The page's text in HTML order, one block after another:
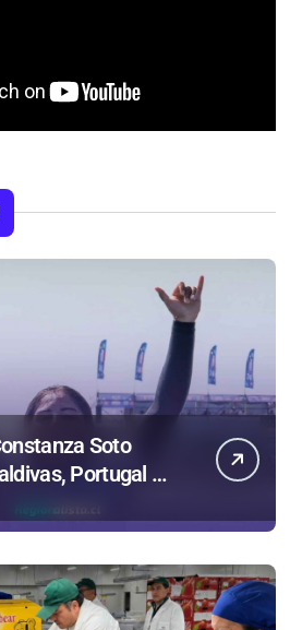
Soto
Portugal y
Mundial de